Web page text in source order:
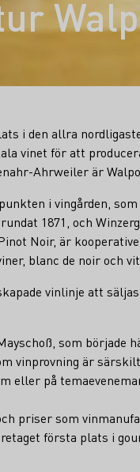
i den allra
vinet för att
Ahrweiler är
i vingården, som
1871, och
Noir, är
blanc de noir och
vinlinje att
som började
vinprovning är
eller på
priser som
första plats i